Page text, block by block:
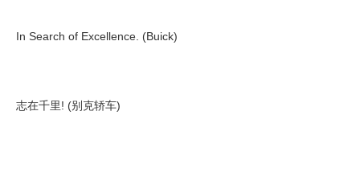
In Search of Excellence. (Buick)
志在千里! (别克轿车)